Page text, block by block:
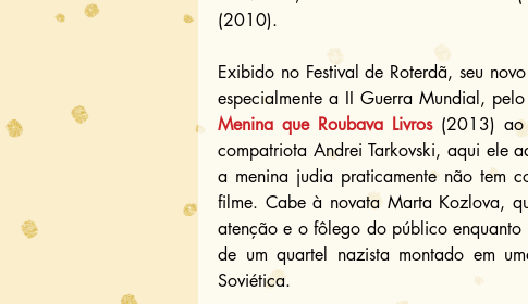
(2010).
Exibido no Festival de Roterdã, seu
especialmente a II Guerra Mundial,
Menina que Roubava Livros (2013) ao
compatriota Andrei Tarkovski, aqui ele
a menina judia praticamente não tem
filme. Cabe à novata Marta Kozlova,
atenção e o fôlego do público
de um quartel nazista montado em
Soviética.